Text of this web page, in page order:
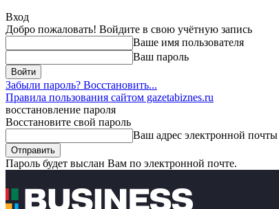
Вход
Добро пожаловать! Войдите в свою учётную запись
Ваше имя пользователя
Ваш пароль
Забыли пароль? Восстановить...
Правила пользования сайтом gazetabiznes.ru
восстановление пароля
Восстановите свой пароль
Ваш адрес электронной почты
Пароль будет выслан Вам по электронной почте.